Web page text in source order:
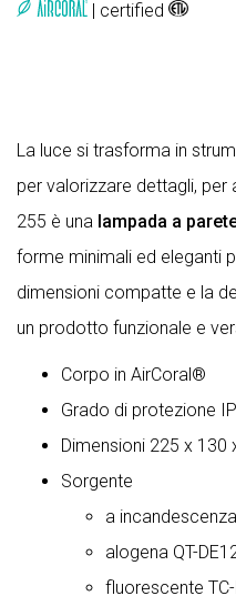
| certified
La luce si trasforma in
per valorizzare dettagli, per
255 è una lampada a
forme minimali ed eleganti
dimensioni compatte e la
un prodotto funzionale e
Corpo in AirCoral®
Grado di protezione
Dimensioni 225 x 130
Sorgente
a
alogena QT-
fluorescente